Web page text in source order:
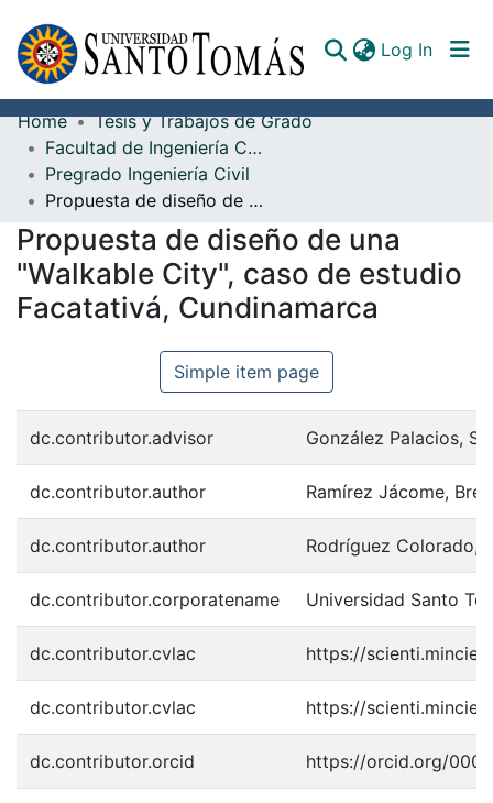
Log In
Communities & Collections
All of DSpace
Documents
Home
Tesis y Trabajos de Grado
Facultad de Ingeniería Civil
Pregrado Ingeniería Civil
Propuesta de diseño de una "Walkable City", caso de estudio Facatativá, Cundinamarca
Propuesta de diseño de una
"Walkable City", caso de estudio
Facatativá, Cundinamarca
Simple item page
dc.contributor.advisor González Palacios,
dc.contributor.author Ramírez Jácome,
dc.contributor.author Rodríguez Colorado,
dc.contributor.corporatename Universidad Santo
dc.contributor.cvlac https://
dc.contributor.cvlac https://
dc.contributor.orcid https://orcid.org/